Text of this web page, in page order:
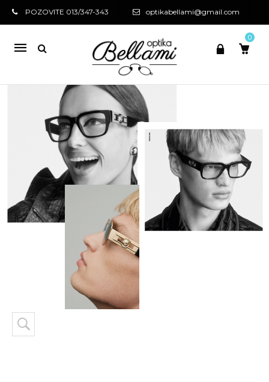
POZOVITE 013/347-343 optikabellami@gmail.com
Mobile
0
Skip to content